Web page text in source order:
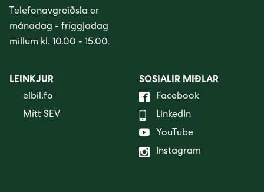
Telefonavgreiðsla er
mánadag - fríggjadag
millum kl. 10.00 - 15.00.
LEINKJUR
elbil.fo
Mítt SEV
SOSIALIR MIÐLAR
Facebook
LinkedIn
YouTube
Instagram